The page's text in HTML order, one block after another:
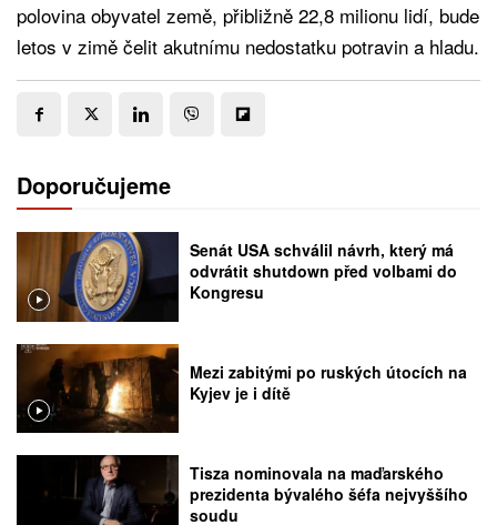
polovina obyvatel země, přibližně 22,8 milionu lidí, bude
letos v zimě čelit akutnímu nedostatku potravin a hladu.
Doporučujeme
Senát USA schválil návrh, který má
odvrátit shutdown před volbami do
Kongresu
Mezi zabitými po ruských útocích na
Kyjev je i dítě
Tisza nominovala na maďarského
prezidenta bývalého šéfa nejvyššího
soudu